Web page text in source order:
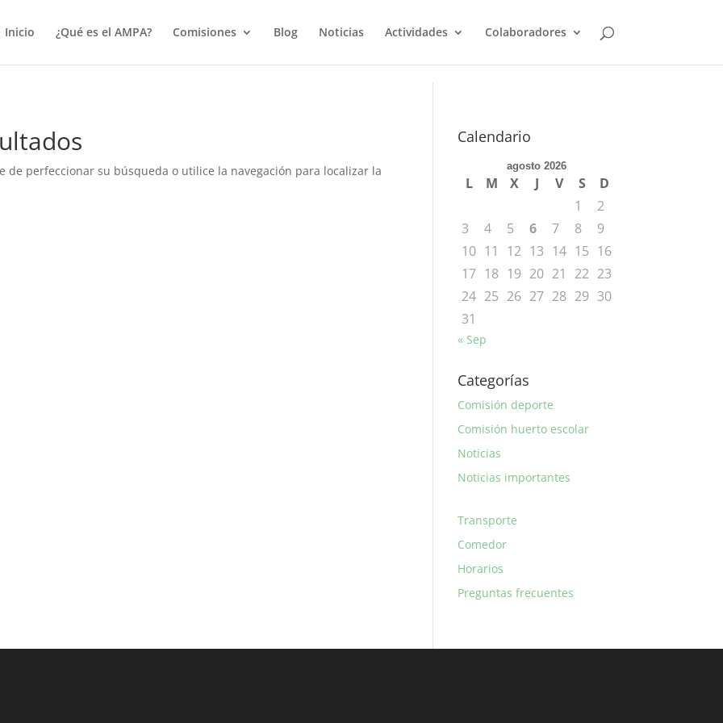
Inicio
¿Qué es el AMPA? Comisiones Blog Noticias Actividades Colaboradores
de perfeccionar su búsqueda o utilice la navegación para localizar la
Calendario
agosto 2026
L M X J V S
D
1
2
3
4 5 6 7 8
9
10 11 12 13 14 15 16
17 18 19 20 21 22 23
24 25 26 27 28 29 30
31
« Sep
Categorías
Comisión deporte
Comisión huerto escolar
Noticias
Noticias importantes
Transporte
Comedor
Horarios
Preguntas frecuentes